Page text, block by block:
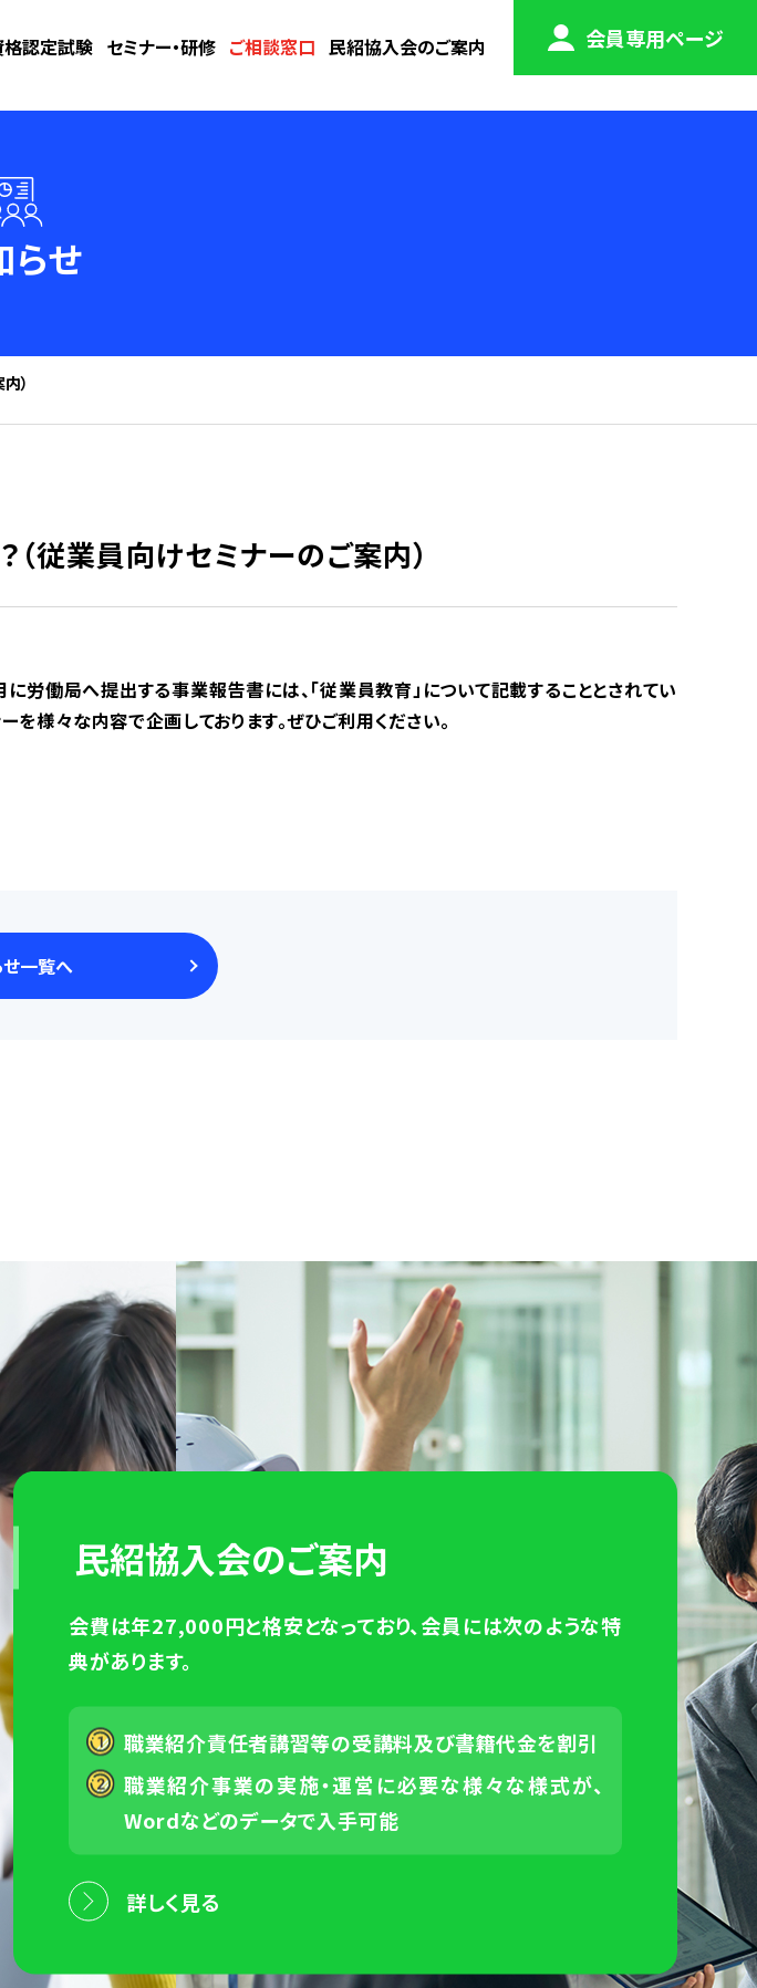
認定試験 セミナー・研修 ご相談窓口 民紹協入会のご案内 会員専用ページ
検索
会員専用
らせ
）
従業員向けセミナーのご案内）
働局へ提出する事業報告書には、「従業員教育」について記載することとされてい
を様々な内容で企画しております。ぜひご利用ください。
一覧へ
民紹協入会のご案内
会費は年27,000円と格安となっており、会員には次のような特
典があります。
職業紹介責任者講習等の受講料及び書籍代金を割引
職業紹介事業の実施・運営に必要な様々な様式が、
Wordなどのデータで入手可能
詳しく見る